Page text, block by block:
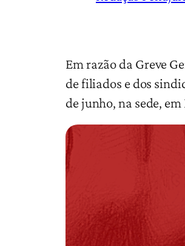
Em razão da Greve
de filiados e dos
de junho, na sede,